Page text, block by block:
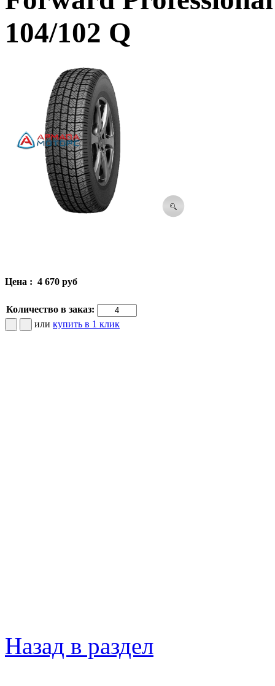
104/102 Q
Цена : 4 670 руб
Количество в заказ:
или купить в 1 клик
Назад в раздел